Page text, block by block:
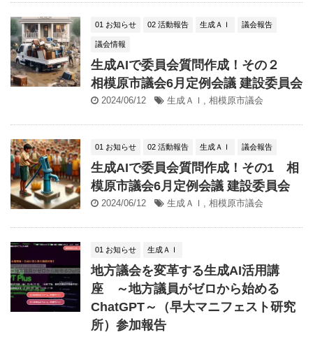
01 お知らせ 02 活動報告 生成ＡＩ 議会報告
議会情報
生成AIで委員会質問作成！その２
相模原市議会6月定例会議 建設委員会
2024/06/12 生成ＡＩ , 相模原市議会
01 お知らせ 02 活動報告 生成ＡＩ 議会報告
生成AIで委員会質問作成！その1 相
模原市議会6月定例会議 建設委員会
2024/06/12 生成ＡＩ , 相模原市議会
01 お知らせ 生成ＡＩ
地方議会を変革する生成AI活用講
座 ～地方議員がゼロから始める
ChatGPT～（早大マニフェスト研究
所）参加報告